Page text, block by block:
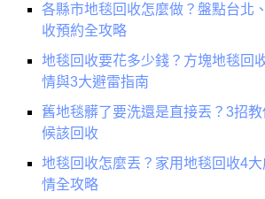
各縣市地毯回收怎麼做？盤點台北
收預約全攻略
地毯回收要花多少錢？方塊地毯回
情與3大避雷指南
舊地毯髒了要洗還是直接丟？3招
候該回收
地毯回收怎麼丟？家用地毯回收4
情全攻略